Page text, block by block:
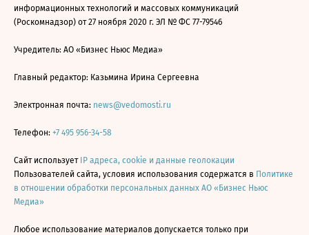
информационных технологий и массовых коммуникаций
(Роскомнадзор) от 27 ноября 2020 г. ЭЛ № ФС 77-79546
Учредитель: АО «Бизнес Ньюс Медиа»
Главный редактор: Казьмина Ирина Сергеевна
Электронная почта: news@vedomosti.ru
Телефон: +7 495 956-34-58
Сайт использует IP адреса, cookie и данные геолокации
Пользователей сайта, условия использования содержатся в Политике
в отношении обработки персональных данных АО «Бизнес Ньюс
Медиа»
Любое использование материалов допускается только при